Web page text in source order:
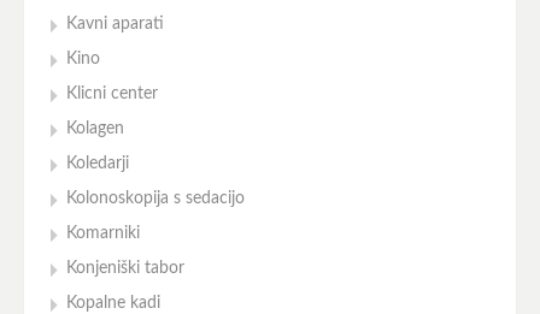
Kavni aparati
Kino
Klicni center
Kolagen
Koledarji
Kolonoskopija s sedacijo
Komarniki
Konjeniški tabor
Kopalne kadi